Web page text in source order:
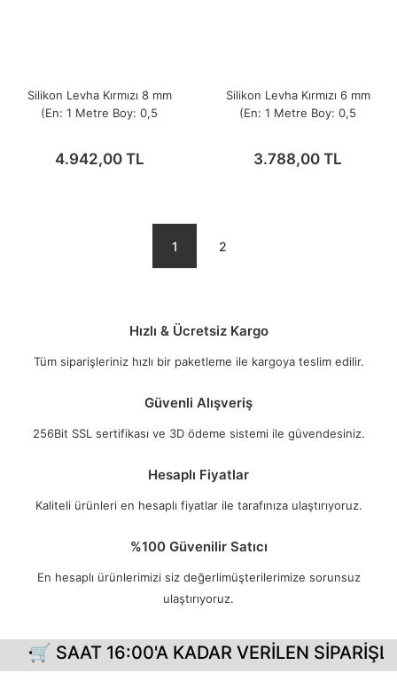
Silikon Levha Kırmızı 8 mm
(En: 1 Metre Boy: 0,5
4.942,00 TL
Silikon Levha Kırmızı 6 mm
(En: 1 Metre Boy: 0,5
3.788,00 TL
1 2
Hızlı & Ücretsiz Kargo
Tüm siparişleriniz hızlı bir paketleme ile kargoya teslim edilir.
Güvenli Alışveriş
256Bit SSL sertifikası ve 3D ödeme sistemi ile güvendesiniz.
Hesaplı Fiyatlar
Kaliteli ürünleri en hesaplı fiyatlar ile tarafınıza ulaştırıyoruz.
%100 Güvenilir Satıcı
En hesaplı ürünlerimizi siz değerlimüşterilerimize sorunsuz
ulaştırıyoruz.
SAAT 16:00'A KADAR VERİLEN